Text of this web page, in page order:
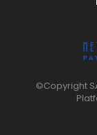
©Copyright